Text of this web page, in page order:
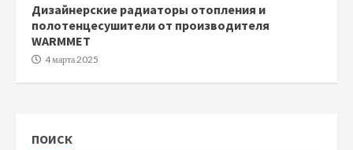
Дизайнерские радиаторы отопления и
полотенцесушители от производителя
WARMMET
4 марта 2025
ПОИСК